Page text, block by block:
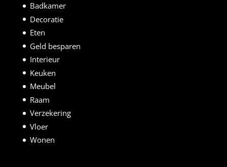
Badkamer
Decoratie
Eten
Geld besparen
Interieur
Keuken
Meubel
Raam
Verzekering
Vloer
Wonen